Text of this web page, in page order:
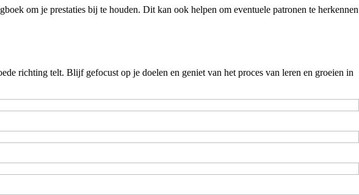
om je prestaties bij te houden. Dit kan ook helpen om eventuele patronen te herkennen
richting telt. Blijf gefocust op je doelen en geniet van het proces van leren en groeien in